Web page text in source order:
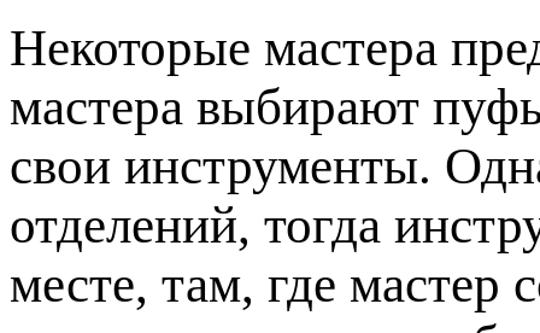
Некоторые мастера
мастера выбирают
свои инструменты.
отделений, тогда
месте, там, где